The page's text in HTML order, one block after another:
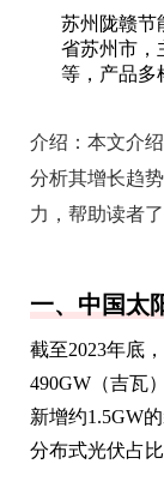
苏州陇赣节
省苏州市，
等，产品多
介绍： 本文介
分析其增长趋
力，帮助读者
一、中国太
截至2023年底
490GW（吉瓦
新增约1.5GW
分布式光伏占